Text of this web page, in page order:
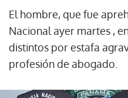
El hombre, que fue
Nacional ayer martes ,
distintos por estafa
profesión de abogado.